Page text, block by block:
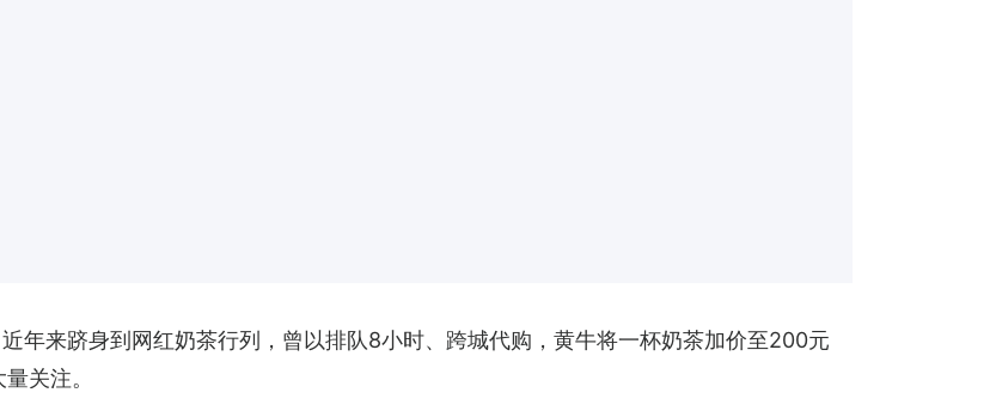
年来跻身到网红奶茶行列，曾以排队8小时、跨城代购，黄牛将一杯奶茶加价至200元
关注。